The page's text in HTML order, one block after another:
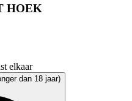
HOEK
elkaar
dan 18 jaar)